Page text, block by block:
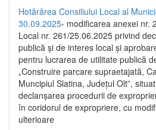
Hotărârea Consiliului Local al
30.09.2025- modificarea anexei nr.
Local nr. 261/25.06.2025 privind
publică şi de interes local şi
pentru lucrarea de utilitate publică
„Construire parcare supraetajată,
Muncipiul Slatina, Judeţul Olt”,
declanşarea procedurii de
în coridorul de expropriere, cu
ulterioare